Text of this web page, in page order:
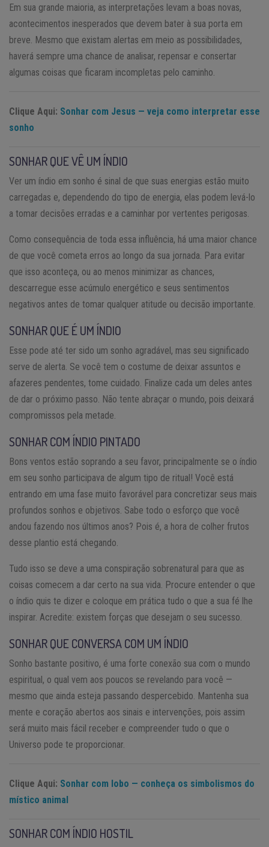
Em sua grande maioria, as interpretações levam a boas novas,
acontecimentos inesperados que devem bater à sua porta em
breve. Mesmo que existam alertas em meio as possibilidades,
haverá sempre uma chance de analisar, repensar e consertar
algumas coisas que ficaram incompletas pelo caminho.
Clique Aqui: Sonhar com Jesus — veja como interpretar esse
sonho
SONHAR QUE VÊ UM ÍNDIO
Ver um índio em sonho é sinal de que suas energias estão muito
carregadas e, dependendo do tipo de energia, elas podem levá-lo
a tomar decisões erradas e a caminhar por vertentes perigosas.
Como consequência de toda essa influência, há uma maior chance
de que você cometa erros ao longo da sua jornada. Para evitar
que isso aconteça, ou ao menos minimizar as chances,
descarregue esse acúmulo energético e seus sentimentos
negativos antes de tomar qualquer atitude ou decisão importante.
SONHAR QUE É UM ÍNDIO
Esse pode até ter sido um sonho agradável, mas seu significado
serve de alerta. Se você tem o costume de deixar assuntos e
afazeres pendentes, tome cuidado. Finalize cada um deles antes
de dar o próximo passo. Não tente abraçar o mundo, pois deixará
compromissos pela metade.
SONHAR COM ÍNDIO PINTADO
Bons ventos estão soprando a seu favor, principalmente se o índio
em seu sonho participava de algum tipo de ritual! Você está
entrando em uma fase muito favorável para concretizar seus mais
profundos sonhos e objetivos. Sabe todo o esforço que você
andou fazendo nos últimos anos? Pois é, a hora de colher frutos
desse plantio está chegando.
Tudo isso se deve a uma conspiração sobrenatural para que as
coisas comecem a dar certo na sua vida. Procure entender o que
o índio quis te dizer e coloque em prática tudo o que a sua fé lhe
inspirar. Acredite: existem forças que desejam o seu sucesso.
SONHAR QUE CONVERSA COM UM ÍNDIO
Sonho bastante positivo, é uma forte conexão sua com o mundo
espiritual, o qual vem aos poucos se revelando para você —
mesmo que ainda esteja passando despercebido. Mantenha sua
mente e coração abertos aos sinais e intervenções, pois assim
será muito mais fácil receber e compreender tudo o que o
Universo pode te proporcionar.
Clique Aqui: Sonhar com lobo — conheça os simbolismos do
místico animal
SONHAR COM ÍNDIO HOSTIL